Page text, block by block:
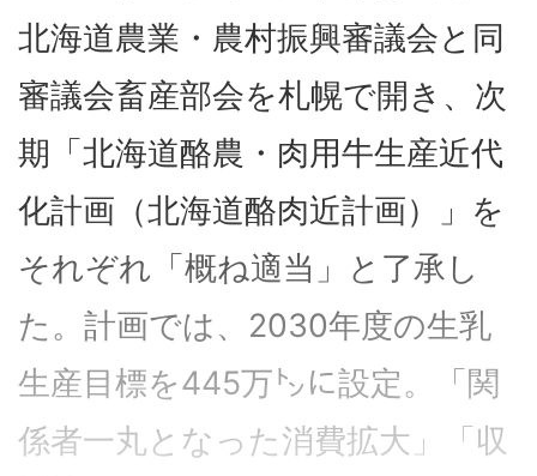
北海道農業・農村振興審議会と同
審議会畜産部会を札幌で開き、次
期「北海道酪農・肉用牛生産近代
化計画（北海道酪肉近計画）」を
それぞれ「概ね適当」と了承し
た。計画では、2030年度の生乳
生産目標を445万㌧に設定。「関
係者一丸となった消費拡大」「収